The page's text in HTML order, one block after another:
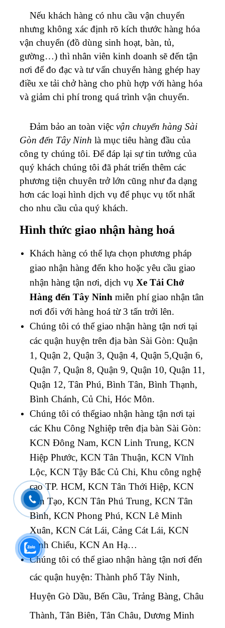
Nếu khách hàng có nhu cầu vận chuyển
nhưng không xác định rõ kích thước hàng hóa
vận chuyển (đồ dùng sinh hoạt, bàn, tủ,
gường…) thì nhân viên kinh doanh sẽ đến tận
nơi để đo đạc và tư vấn chuyển hàng ghép hay
điều xe tải chở hàng cho phù hợp với hàng hóa
và giảm chi phí trong quá trình vận chuyển.
Đảm bảo an toàn việc vận chuyển hàng Sài
Gòn đến Tây Ninh là mục tiêu hàng đầu của
công ty chúng tôi. Để đáp lại sự tin tưởng của
quý khách chúng tôi đã phát triển thêm các
phương tiện chuyên trở lớn cũng như đa dạng
hơn các loại hình dịch vụ để phục vụ tốt nhất
cho nhu cầu của quý khách.
Hình thức giao nhận hàng hoá
Khách hàng có thể lựa chọn phương pháp
giao nhận hàng đến kho hoặc yêu cầu giao
nhận hàng tận nơi, dịch vụ Xe Tải Chở
Hàng đến Tây Ninh miễn phí giao nhận tân
nơi đối với hàng hoá từ 3 tấn trởi lên.
Chúng tôi có thể giao nhận hàng tận nơi tại
các quận huyện trên địa bàn Sài Gòn: Quận
1, Quận 2, Quận 3, Quận 4, Quận 5,Quận 6,
Quận 7, Quận 8, Quận 9, Quận 10, Quận 11,
Quận 12, Tân Phú, Bình Tân, Bình Thạnh,
Bình Chánh, Củ Chi, Hóc Môn.
Chúng tôi có thểgiao nhận hàng tận nơi tại
các Khu Công Nghiệp trên địa bàn Sài Gòn:
KCN Đông Nam, KCN Linh Trung, KCN
Hiệp Phước, KCN Tân Thuận, KCN Vĩnh
Lộc, KCN Tậy Bắc Củ Chi, Khu công nghệ
cao TP. HCM, KCN Tân Thới Hiệp, KCN
Tân Tạo, KCN Tân Phú Trung, KCN Tân
Bình, KCN Phong Phú, KCN Lê Minh
Xuân, KCN Cát Lái, Cảng Cát Lái, KCN
Bình Chiểu, KCN An Hạ…
Chúng tôi có thể giao nhận hàng tận nơi đến
các quận huyện: Thành phố Tây Ninh,
Huyện Gò Dầu, Bến Cầu, Trảng Bàng, Châu
Thành, Tân Biên, Tân Châu, Dương Minh